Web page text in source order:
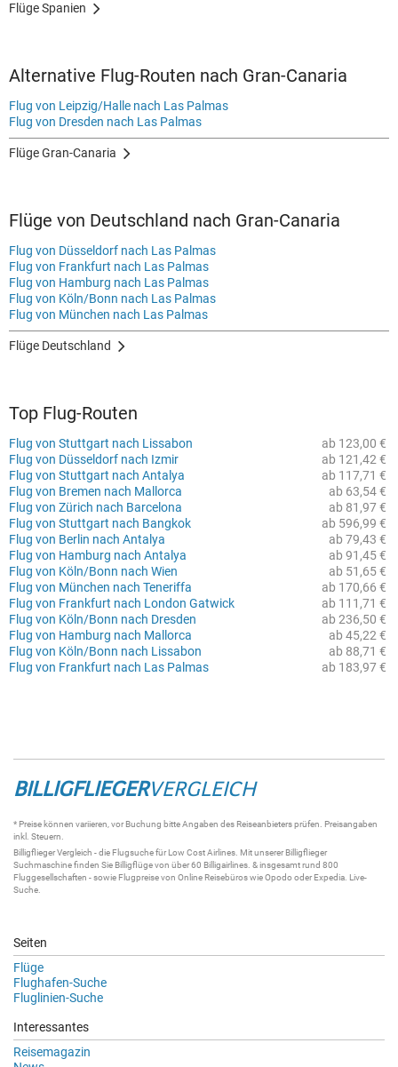
Flüge Spanien
Alternative Flug-Routen nach Gran-Canaria
Flug von Leipzig/Halle nach Las Palmas
Flug von Dresden nach Las Palmas
Flüge Gran-Canaria
Flüge von Deutschland nach Gran-Canaria
Flug von Düsseldorf nach Las Palmas
Flug von Frankfurt nach Las Palmas
Flug von Hamburg nach Las Palmas
Flug von Köln/Bonn nach Las Palmas
Flug von München nach Las Palmas
Flüge Deutschland
Top Flug-Routen
ab 123,00 €
Flug von Stuttgart nach Lissabon
ab 121,42 €
Flug von Düsseldorf nach Izmir
ab 117,71 €
Flug von Stuttgart nach Antalya
ab 63,54 €
Flug von Bremen nach Mallorca
ab 81,97 €
Flug von Zürich nach Barcelona
ab 596,99 €
Flug von Stuttgart nach Bangkok
ab 79,43 €
Flug von Berlin nach Antalya
ab 91,45 €
Flug von Hamburg nach Antalya
ab 51,65 €
Flug von Köln/Bonn nach Wien
ab 170,66 €
Flug von München nach Teneriffa
ab 111,71 €
Flug von Frankfurt nach London Gatwick
ab 236,50 €
Flug von Köln/Bonn nach Dresden
ab 45,22 €
Flug von Hamburg nach Mallorca
ab 88,71 €
Flug von Köln/Bonn nach Lissabon
ab 183,97 €
Flug von Frankfurt nach Las Palmas
BILLIGFLIEGERVERGLEICH
* Preise können variieren, vor Buchung bitte Angaben des Reiseanbieters prüfen. Preisangaben
inkl. Steuern.
BilligfliegerVergleich - die Flugsuchefür Low Cost Airlines. Mit unsererBilligflieger
Suchmaschinefinden Sie Billigflügevon über 60 Billigairlines . & insgesamt rund 800
Fluggesellschaften - sowie Flugpreise von Online Reisebüros wie Opodo oder Expedia. Live-
Suche
Seiten
Flüge
Flughafen-Suche
Fluglinien-Suche
Interessantes
Reisemagazin